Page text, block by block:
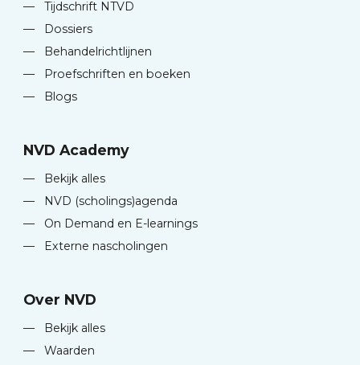
—
Tijdschrift NTVD
—
Dossiers
—
Behandelrichtlijnen
—
Proefschriften en boeken
—
Blogs
NVD Academy
—
Bekijk alles
—
NVD (scholings)agenda
—
On Demand en E-learnings
—
Externe nascholingen
Over NVD
—
Bekijk alles
—
Waarden